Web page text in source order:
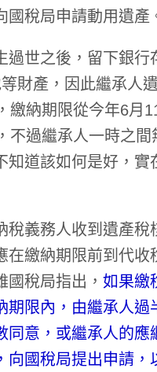
國稅局申請動用遺產
過世之後，留下銀行
財產，因此繼承人
繳納期限從今年6月
不過繼承人一時之
知道該如何是好，實
稅義務人收到遺產稅
在繳納期限前到代收
國稅局指出，如果繳
期限內，由繼承人過
同意，或繼承人的應
向國稅局提出申請，